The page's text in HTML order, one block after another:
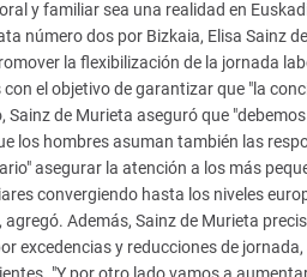
y familiar sea una realidad en
número dos por Bizkaia, Elisa Sainz
la flexibilización de la jornada
el objetivo de garantizar que "la
Sainz de Murieta aseguró que
los hombres asuman también las
asegurar la atención a los más
convergiendo hasta los niveles
Además, Sainz de Murieta
excedencias y reducciones de